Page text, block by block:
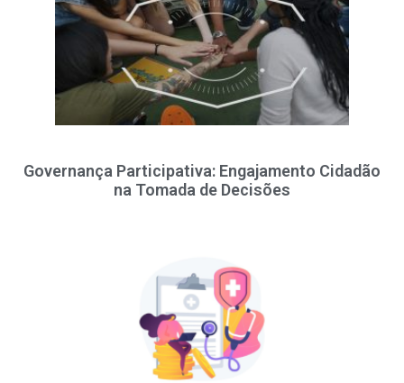
Governança Participativa: Engajamento Cidadão
na Tomada de Decisões